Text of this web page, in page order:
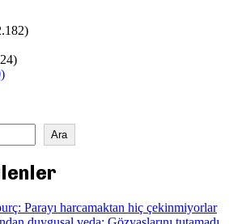
Ara
Parayı harcamaktan hiç çekinmiyorlar